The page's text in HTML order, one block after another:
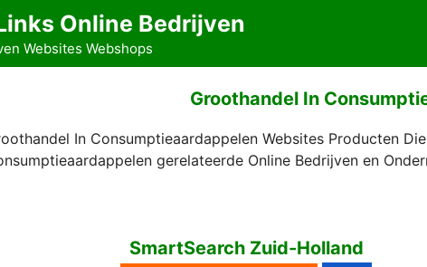
Online Bedrijven
Websites Webshops
Groothandel In
In Consumptieaardappelen Websites Producten
gerelateerde Online Bedrijven en
SmartSearch Zuid-Holland